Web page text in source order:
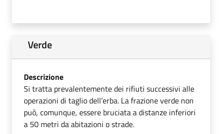
Verde
Descrizione
Si tratta prevalentemente dei rifiuti successivi alle
operazioni di taglio dell’erba. La frazione verde non
può, comunque, essere bruciata a distanze inferiori
a 50 metri da abitazioni o strade.